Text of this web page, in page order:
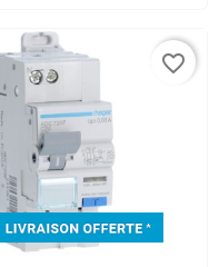
favorite_border